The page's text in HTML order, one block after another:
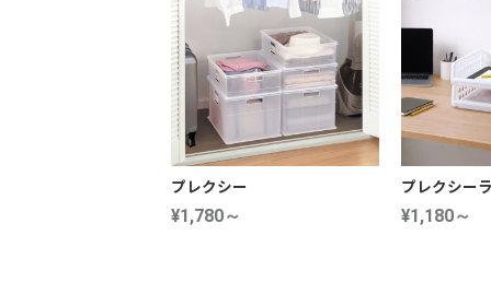
プレクシー
¥1,780～
プレクシー
¥1,180～